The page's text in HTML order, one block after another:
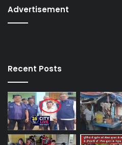
Advertisement
Recent Posts